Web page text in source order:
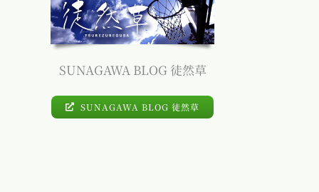
SUNAGAWA BLOG 徒然草
SUNAGAWA BLOG 徒然草